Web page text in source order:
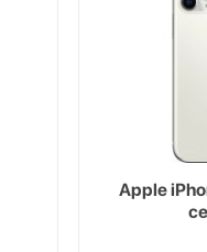
Apple